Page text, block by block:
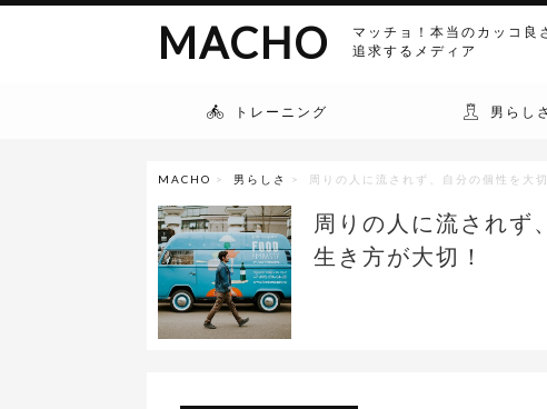
マッチョ！本当のカッコ良
追求するメディア
MACHO
トレーニング 男らしさ
MACHO > 男らしさ > 周りの人に流されず、自分の個性を大
周りの人に流されず
生き方が大切！